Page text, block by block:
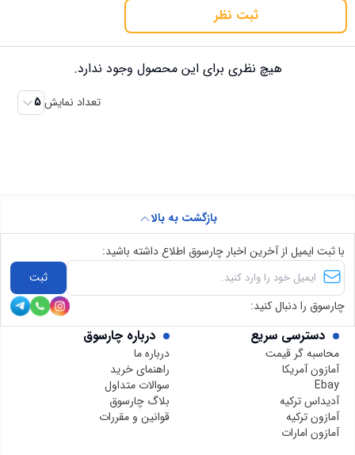
ثبت نظر
هیچ نظری برای این محصول وجود ندارد.
تعداد نمایش 5
دسترسی سریع
محاسبه گر قیمت
آمازون آمریکا
Ebay
آدیداس ترکیه
آمازون ترکیه
آمازون امارات
درباره چارسوق
درباره ما
راهنمای خرید
سوالات متداول
بلاگ چارسوق
قوانین و مقررات
بازگشت به بالا
با ثبت ایمیل از آخرین اخبار چارسوق اطلاع داشته باشید:
ثبت
چارسوق را دنبال کنید: